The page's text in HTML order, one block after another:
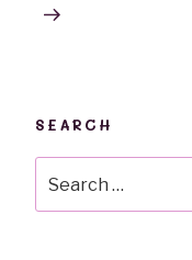
SEARCH
for: